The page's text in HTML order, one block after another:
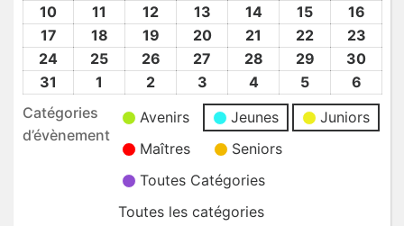
2026
2026
2026
2026
2026 2026
2026
Août
2026
Août
2026
Août
2026
Août
2026
Août
2026
Août
2026
Août
2026
10
2026
11
Août
2026
12
2026
13
Août
2026
1414
2026
15
Août
2026
16
Août
2026
17
Août
18
Août
19
Août
2020
Août
2026
21
Août
22
Août
23
Août
24
2026
25 26 27
2026
28
2026
29
2026
30
2026
31
Août
2026
1
2026
2
2026
3
Sep
2026
44
Sep
2026
5
Sep
2026
6
Sep
2026
Catégories
d’évènement
Avenirs Jeunes
Juniors
Maîtres
Seniors
Toutes Catégories
Toutes les catégories